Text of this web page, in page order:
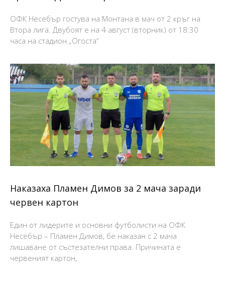
ОФК Несебър гостува на Монтана в мач от 2 кръг на
Втора лига. Двубоят е на 4 август (вторник) от 18:30
часа на стадион „Огоста“
Наказаха Пламен Димов за 2 мача заради
червен картон
Един от лидерите и основни футболисти на ОФК
Несебър – Пламен Димов, бе наказан с 2 мача
лишаване от състезателни права. Причината е
червеният картон,